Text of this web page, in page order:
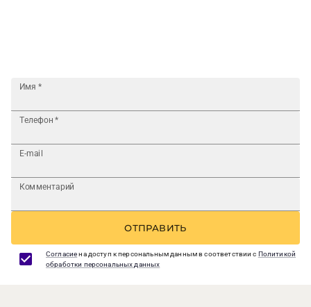
Имя *
Телефон *
E-mail
Комментарий
ОТПРАВИТЬ
Согласиена доступ к персональным данным в соответствии с Политикой
обработки персональных данных